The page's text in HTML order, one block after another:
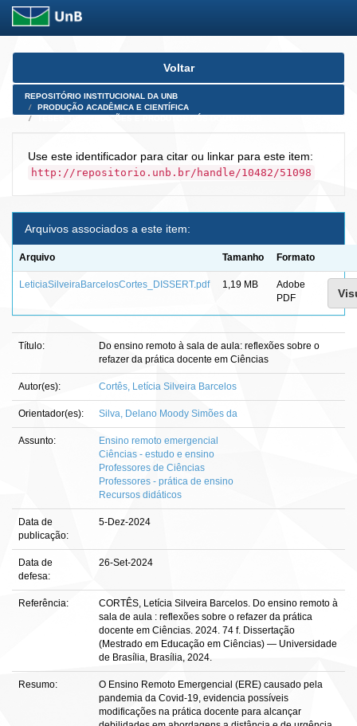
Skip
Voltar
REPOSITÓRIO INSTITUCIONAL DA UNB
PRODUÇÃO ACADÊMICA E CIENTÍFICA
Use este identificador para citar ou linkar para este item:
http://repositorio.unb.br/handle/10482/51098
Arquivos associados a este item:
Arquivo Tamanho Formato
LeticiaSilveiraBarcelosCortes_DISSERT.pdf 1,19 MB
Adobe
PDF
Título:
Do ensino remoto à sala de aula: reflexões sobre o
refazer da prática docente em Ciências
Autor(es): Cortês, Letícia Silveira Barcelos
Orientador(es): Silva, Delano Moody Simões da
Assunto:
Ensino remoto emergencial
Ciências - estudo e ensino
Professores de Ciências
Professores - prática de ensino
Recursos didáticos
Data de
publicação:
5-Dez-2024
Data de
defesa:
26-Set-2024
Referência:
CORTÊS, Letícia Silveira Barcelos. Do ensino remoto à
sala de aula : reflexões sobre o refazer da prática
docente em Ciências. 2024. 74 f. Dissertação
(Mestrado em Educação em Ciências) — Universidade
de Brasília, Brasília, 2024.
Resumo:
O Ensino Remoto Emergencial (ERE) causado pela
pandemia da Covid-19, evidencia possíveis
modificações na prática docente para alcançar